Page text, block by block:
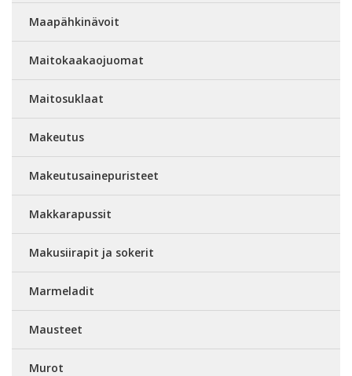
Maapähkinävoit
Maitokaakaojuomat
Maitosuklaat
Makeutus
Makeutusainepuristeet
Makkarapussit
Makusiirapit ja sokerit
Marmeladit
Mausteet
Murot